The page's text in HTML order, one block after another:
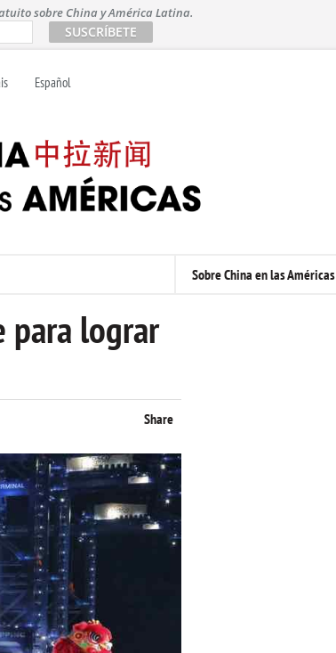
sobre China y América Latina.
Español
Sobre China en las Américas
para lograr
Share